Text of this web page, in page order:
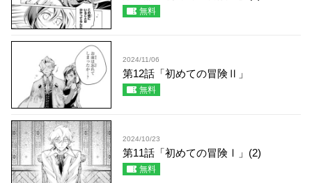
無料
2024/11/06
第12話「初めての冒険Ⅱ」
無料
2024/10/23
第11話「初めての冒険Ⅰ」(2)
無料